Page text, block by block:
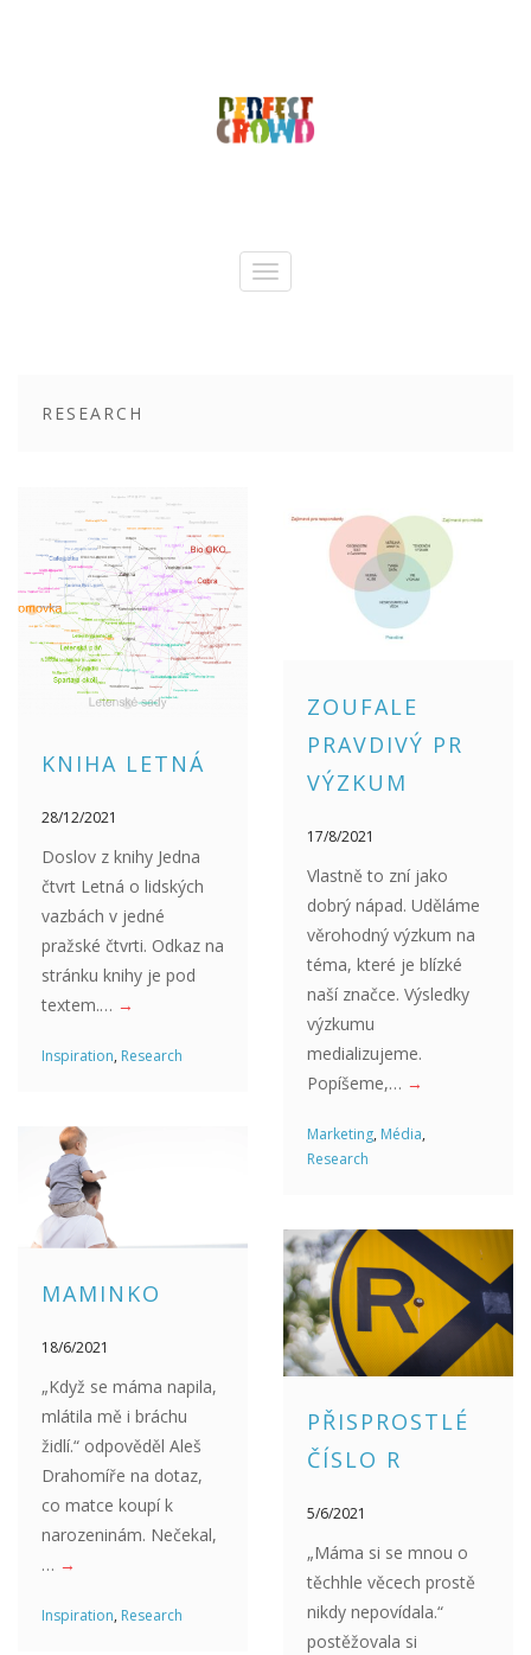
RESEARCH
KNIHA LETNÁ
28/12/2021
Doslov z knihy Jedna
čtvrt Letná o lidských
vazbách v jedné
pražské čtvrti. Odkaz na
stránku knihy je pod
textem.… →
Inspiration, Research
ZOUFALE
PRAVDIVÝ PR
VÝZKUM
17/8/2021
Vlastně to zní jako
dobrý nápad. Uděláme
věrohodný výzkum na
téma, které je blízké
naší značce. Výsledky
výzkumu
medializujeme.
Popíšeme,… →
Marketing, Média,
Research
MAMINKO
18/6/2021
„Když se máma napila,
mlátila mě i bráchu
židlí.“ odpověděl Aleš
Drahomíře na dotaz,
co matce koupí k
narozeninám. Nečekal,
… →
Inspiration, Research
PŘISPROSTLÉ
ČÍSLO R
5/6/2021
„Máma si se mnou o
těchhle věcech prostě
nikdy nepovídala.“
postěžovala si